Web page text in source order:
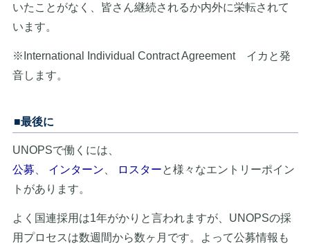
いたことがなく、皆さん継続されるか内外に栄転されて
います。
※International Individual Contract Agreement イカと発
音します。
■最後に
UNOPSで働くには、
公募
インターン ロスターと様々なエントリーポイン
トがあります。
よく国連採用は1年がかりと言われますが、UNOPSの採
用プロセスは数週間から数ヶ月です。よって公募情報も